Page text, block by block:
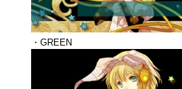
・GREEN